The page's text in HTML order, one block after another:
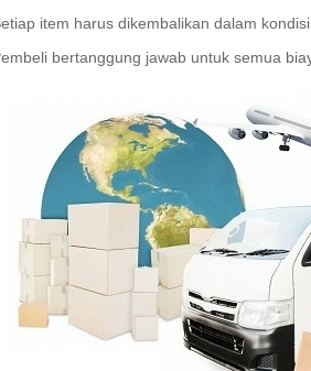
item harus dikembalikan dalam
bertanggung jawab untuk semua